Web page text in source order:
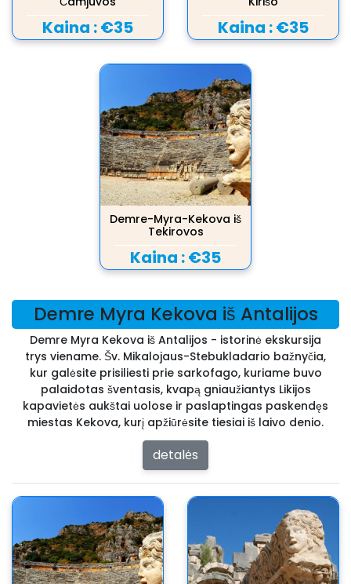
Kaina :€35 Kaina :€35
Demre-Myra-Kekova iš
Tekirovos
Kaina :€35
Demre Myra Kekova iš Antalijos
Demre Myra Kekova iš Antalijos - istorinė ekskursija
trys viename. Šv. Mikalojaus-Stebukladario bažnyčia,
kur galėsite prisiliesti prie sarkofago, kuriame buvo
palaidotas šventasis, kvapą gniaužiantys Likijos
kapavietės aukštai uolose ir paslaptingas paskendęs
miestas Kekova, kurį apžiūrėsite tiesiai iš laivo denio.
detalės